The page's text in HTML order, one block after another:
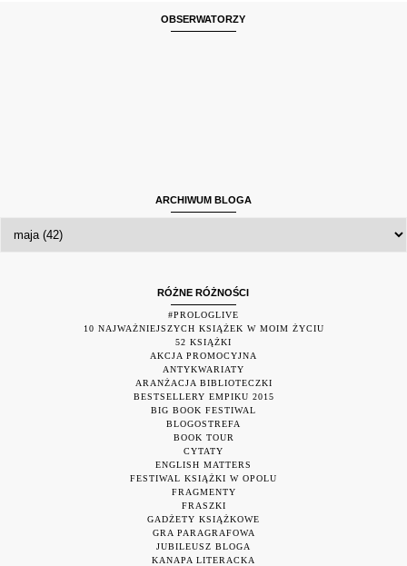
OBSERWATORZY
ARCHIWUM BLOGA
RÓŻNE RÓŻNOŚCI
#PROLOGLIVE
10 NAJWAŻNIEJSZYCH KSIĄŻEK W MOIM ŻYCIU
52 KSIĄŻKI
AKCJA PROMOCYJNA
ANTYKWARIATY
ARANŻACJA BIBLIOTECZKI
BESTSELLERY EMPIKU 2015
BIG BOOK FESTIWAL
BLOGOSTREFA
BOOK TOUR
CYTATY
ENGLISH MATTERS
FESTIWAL KSIĄŻKI W OPOLU
FRAGMENTY
FRASZKI
GADŻETY KSIĄŻKOWE
GRA PARAGRAFOWA
JUBILEUSZ BLOGA
KANAPA LITERACKA